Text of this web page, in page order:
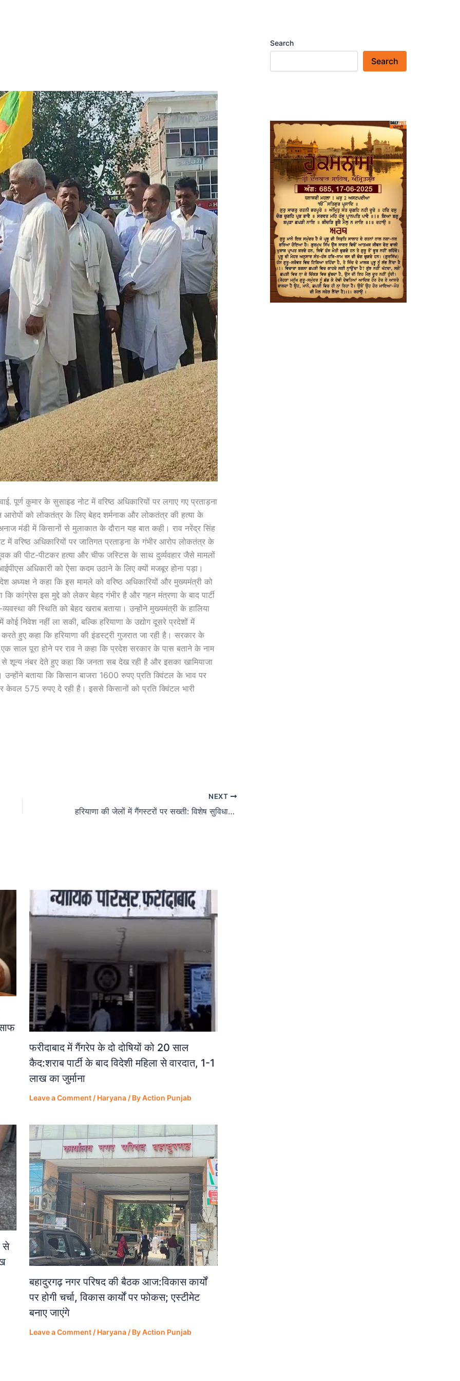
पूर्ण कुमार के सुसाइड नोट में वरिष्ठ अधिकारियों पर लगाए गए प्रताड़ना
आरोपों को लोकतंत्र के लिए बेहद शर्मनाक और लोकतंत्र की हत्या के
मंडी में किसानों से मुलाकात के दौरान यह बात कही। राव नरेंद्र सिंह
वरिष्ठ अधिकारियों पर जातिगत प्रताड़ना के गंभीर आरोप लोकतंत्र के
की पीट-पीटकर हत्या और चीफ जस्टिस के साथ दुर्व्यवहार जैसे मामलों
अधिकारी को ऐसा कदम उठाने के लिए क्यों मजबूर होना पड़ा।
अध्यक्ष ने कहा कि इस मामले को वरिष्ठ अधिकारियों और मुख्यमंत्री को
कांग्रेस इस मुद्दे को लेकर बेहद गंभीर है और गहन मंत्रणा के बाद पार्टी
की स्थिति को बेहद खराब बताया। उन्होंने मुख्यमंत्री के हालिया
निवेश नहीं ला सकी, बल्कि हरियाणा के उद्योग दूसरे प्रदेशों में
हुए कहा कि हरियाणा की इंडस्ट्री गुजरात जा रही है। सरकार के
साल पूरा होने पर राव ने कहा कि प्रदेश सरकार के पास बताने के नाम
शून्य नंबर देते हुए कहा कि जनता सब देख रही है और इसका खामियाजा
उन्होंने बताया कि किसान बाजरा 1600 रुपए प्रति क्विंटल के भाव पर
575 रुपए दे रही है। इससे किसानों को प्रति क्विंटल भारी
NEXT
हरियाणा की जेलों में गैंगस्टरों पर सख्ती: विशेष सुविधाएं बंद, क्या बोले डीजी जेल आलोक कुमार?
फरीदाबाद में गैंगरेप के दो दोषियों को 20 साल
कैद:शराब पार्टी के बाद विदेशी महिला से वारदात, 1-1
लाख का जुर्माना
Leave a Comment / Haryana/ ByAction Punjab
से
बहादुरगढ़ नगर परिषद की बैठक आज:विकास कार्यों
पर होगी चर्चा, विकास कार्यों पर फोकस; एस्टीमेट
बनाए जाएंगे
Leave a Comment / Haryana/ ByAction Punjab
Search
Search